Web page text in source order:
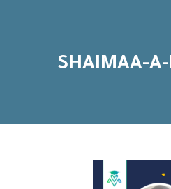
SHAIMAA-